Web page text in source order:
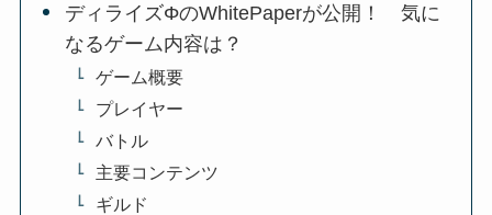
ディライズΦのWhitePaperが公開！ 気に
なるゲーム内容は？
ゲーム概要
プレイヤー
バトル
主要コンテンツ
ギルド